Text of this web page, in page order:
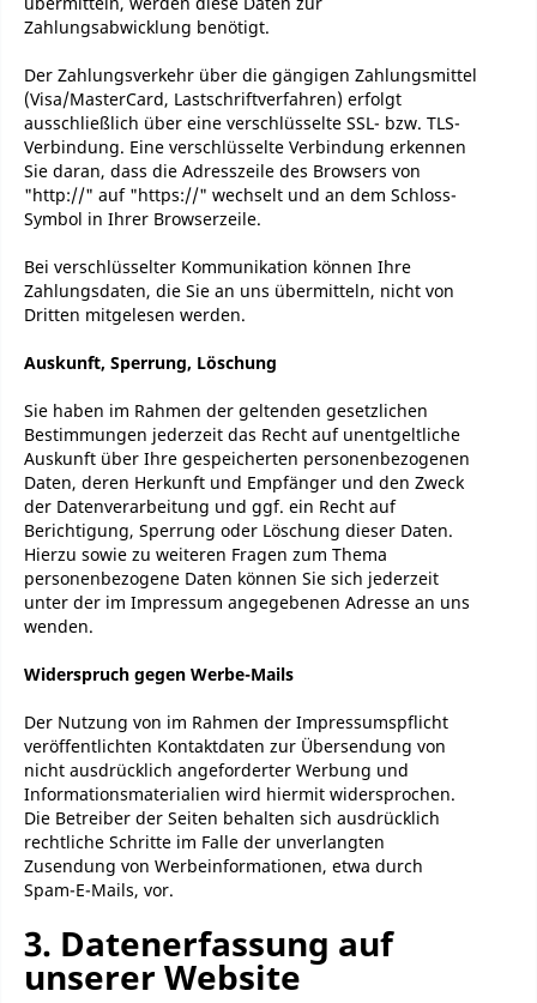
Zahlungsabwicklung benötigt.
Der Zahlungsverkehr über die gängigen Zahlungsmittel
(Visa/MasterCard, Lastschriftverfahren) erfolgt
ausschließlich über eine verschlüsselte SSL- bzw. TLS-
Verbindung. Eine verschlüsselte Verbindung erkennen
Sie daran, dass die Adresszeile des Browsers von
"http://" auf "https://" wechselt und an dem Schloss-
Symbol in Ihrer Browserzeile.
Bei verschlüsselter Kommunikation können Ihre
Zahlungsdaten, die Sie an uns übermitteln, nicht von
Dritten mitgelesen werden.
Auskunft, Sperrung, Löschung
Sie haben im Rahmen der geltenden gesetzlichen
Bestimmungen jederzeit das Recht auf unentgeltliche
Auskunft über Ihre gespeicherten personenbezogenen
Daten, deren Herkunft und Empfänger und den Zweck
der Datenverarbeitung und ggf. ein Recht auf
Berichtigung, Sperrung oder Löschung dieser Daten.
Hierzu sowie zu weiteren Fragen zum Thema
personenbezogene Daten können Sie sich jederzeit
unter der im Impressum angegebenen Adresse an uns
wenden.
Widerspruch gegen Werbe-Mails
Der Nutzung von im Rahmen der Impressumspflicht
veröffentlichten Kontaktdaten zur Übersendung von
nicht ausdrücklich angeforderter Werbung und
Informationsmaterialien wird hiermit widersprochen.
Die Betreiber der Seiten behalten sich ausdrücklich
rechtliche Schritte im Falle der unverlangten
Zusendung von Werbeinformationen, etwa durch
Spam-E-Mails, vor.
3. Datenerfassung auf
unserer Website